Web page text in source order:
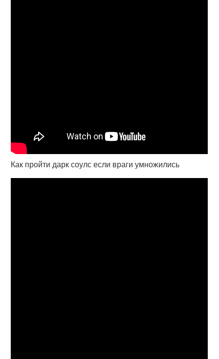
Как пройти дарк соулс если враги умножились